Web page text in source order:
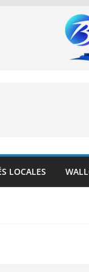
LOCALES